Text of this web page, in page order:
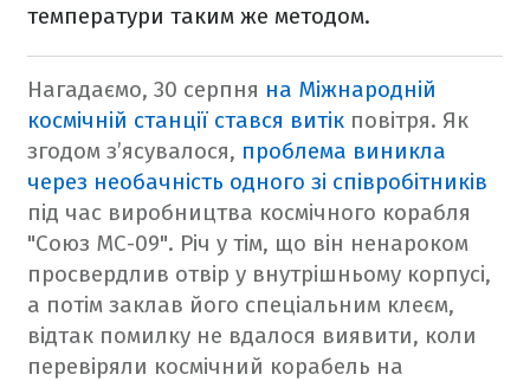
температури таким же методом.
Нагадаємо, 30 серпня на Міжнародній
космічній станції стався витік повітря. Як
згодом з’ясувалося, проблема виникла
через необачність одного зі співробітників
під час виробництва космічного корабля
"Союз МС-09". Річ у тім, що він ненароком
просвердлив отвір у внутрішньому корпусі,
а потім заклав його спеціальним клеєм,
відтак помилку не вдалося виявити, коли
перевіряли космічний корабель на